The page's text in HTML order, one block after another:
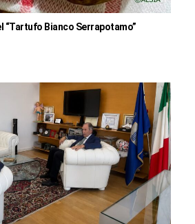
“Tartufo Bianco Serrapotamo”